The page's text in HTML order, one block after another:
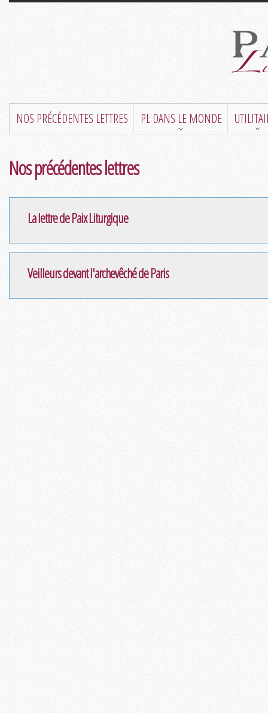
NOS PRÉCÉDENTES LETTRES PL DANS LE MONDE
Nos précédentes lettres
La lettre de Paix Liturgique
Veilleurs devant l'archevêché de Paris